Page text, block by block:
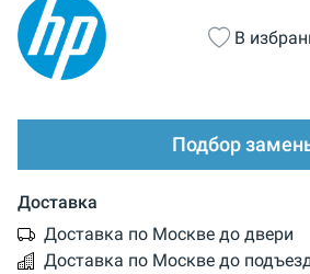
В
Подбор
Доставка
Доставка по Москве до двери
Доставка по Москве до